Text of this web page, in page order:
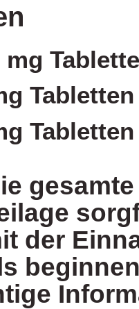
mg
Tabletten
Tabletten
gesamte
der